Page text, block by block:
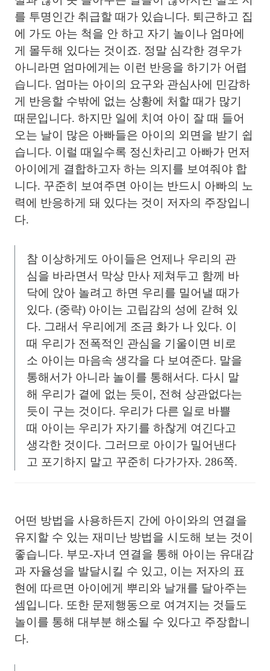
를 투명인간 취급할 때가 있습니다. 퇴근하고 집
에 가도 아는 척을 안 하고 자기 놀이나 엄마에
게 몰두해 있다는 것이죠. 정말 심각한 경우가
아니라면 엄마에게는 이런 반응을 하기가 어렵
습니다. 엄마는 아이의 요구와 관심사에 민감하
게 반응할 수밖에 없는 상황에 처할 때가 많기
때문입니다. 하지만 일에 치여 아이 잘 때 들어
오는 날이 많은 아빠들은 아이의 외면을 받기 쉽
습니다. 이럴 때일수록 정신차리고 아빠가 먼저
아이에게 결합하고자 하는 의지를 보여줘야 합
니다. 꾸준히 보여주면 아이는 반드시 아빠의 노
력에 반응하게 돼 있다는 것이 저자의 주장입니
다.
참 이상하게도 아이들은 언제나 우리의 관
심을 바라면서 막상 만사 제쳐두고 함께 바
닥에 앉아 놀려고 하면 우리를 밀어낼 때가
있다. (중략) 아이는 고립감의 성에 갇혀 있
다. 그래서 우리에게 조금 화가 나 있다. 이
때 우리가 전폭적인 관심을 기울이면 비로
소 아이는 마음속 생각을 다 보여준다. 말을
통해서가 아니라 놀이를 통해서다. 다시 말
해 우리가 곁에 없는 듯이, 전혀 상관없다는
듯이 구는 것이다. 우리가 다른 일로 바쁠
때 아이는 우리가 자기를 하찮게 여긴다고
생각한 것이다. 그러므로 아이가 밀어낸다
고 포기하지 말고 꾸준히 다가가자. 286쪽.
어떤 방법을 사용하든지 간에 아이와의 연결을
유지할 수 있는 재미난 방법을 시도해 보는 것이
좋습니다. 부모-자녀 연결을 통해 아이는 유대감
과 자율성을 발달시킬 수 있고, 이는 저자의 표
현에 따르면 아이에게 뿌리와 날개를 달아주는
셈입니다. 또한 문제행동으로 여겨지는 것들도
놀이를 통해 대부분 해소될 수 있다고 주장합니
다.